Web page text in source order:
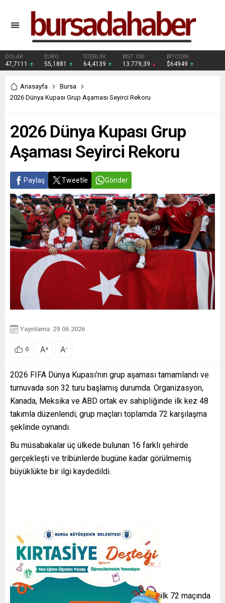
DOLAR
47,7111
EURO
55,1881
STERLİN
64,4139
BIST 100
13.779,39
BITCOIN
$64949
Anasayfa
Bursa
2026 Dünya Kupası Grup Aşaması Seyirci Rekoru
2026 Dünya Kupası Grup
Aşaması Seyirci Rekoru
Paylaş Tweetle Gönder
Yayınlama: 29.06.2026
0 A+ A-
2026 FIFA Dünya Kupası’nın grup aşaması tamamlandı ve
turnuvada son 32 turu başlamış durumda. Organizasyon,
Kanada, Meksika ve ABD ortak ev sahipliğinde ilk kez 48
takımla düzenlendi; grup maçları toplamda 72 karşılaşma
şeklinde oynandı.
Bu müsabakalar üç ülkede bulunan 16 farklı şehirde
gerçekleşti ve tribünlerde bugüne kadar görülmemiş
büyüklükte bir ilgi kaydedildi.
Rekor ve Katılım Verileri
Rekor seviyede seyirci sayısı
turnuvanın ilk 72 maçında